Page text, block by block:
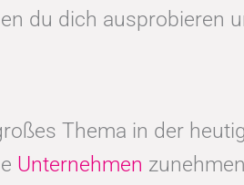
du dich ausprobieren
Thema in der
Unternehmen